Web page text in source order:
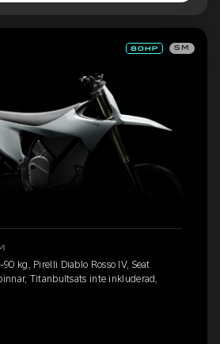
SM
kg, Pirelli Diablo Rosso IV, Seat
Titanbultsats inte inkluderad,